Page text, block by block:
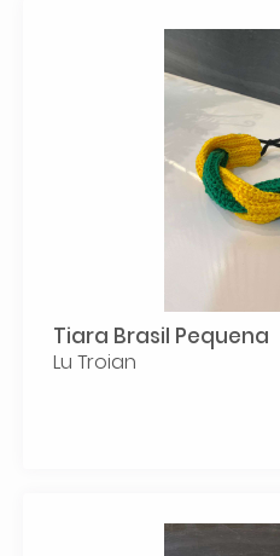
Tiara Brasil Pequena
Lu Troian